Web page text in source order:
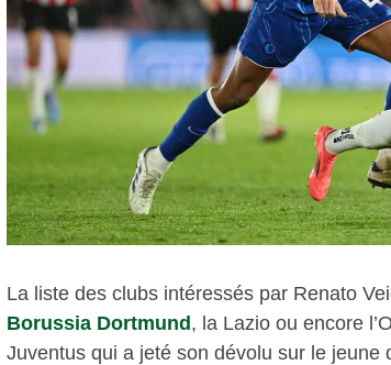
La liste des clubs intéressés par Renato
Borussia Dortmund, la Lazio ou encore
Juventus qui a jeté son dévolu sur le jeune